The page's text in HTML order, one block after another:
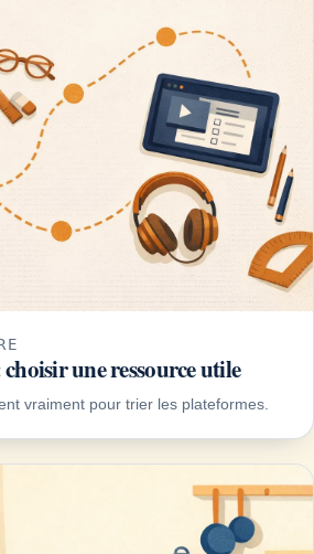
une ressource utile
vraiment pour trier les plateformes.